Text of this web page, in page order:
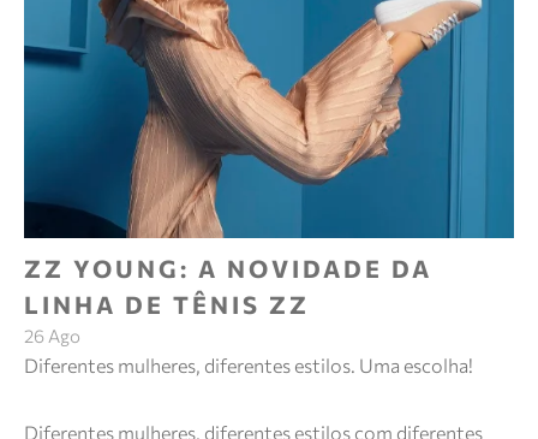
ZZ YOUNG: A NOVIDADE DA
LINHA DE TÊNIS ZZ
26 Ago
Diferentes mulheres, diferentes estilos. Uma escolha!
Diferentes mulheres, diferentes estilos com diferentes